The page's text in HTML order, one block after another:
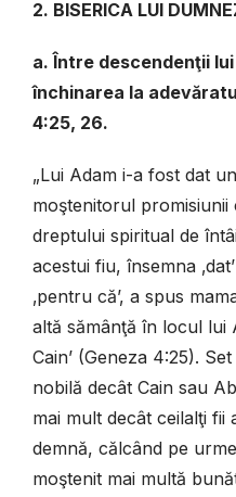
2. BISERICA LUI
a. Între descendenţii
închinarea la
4:25, 26.
„Lui Adam i-a fost dat
moştenitorul
dreptului spiritual de
acestui fiu, însemna
‚pentru că’, a spus
altă sămânţă în locul lui
Cain’ (Geneza 4:25).
nobilă decât Cain sau
mai mult decât ceilalţi fii
demnă, călcând pe
moştenit mai multă